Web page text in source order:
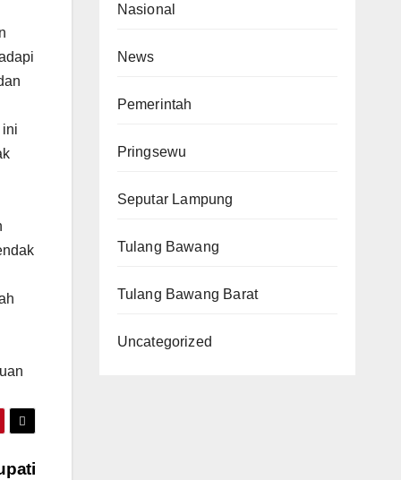
ini
Nasional
News
Pemerintah
Pringsewu
Seputar Lampung
Tulang Bawang
Tulang Bawang Barat
Uncategorized